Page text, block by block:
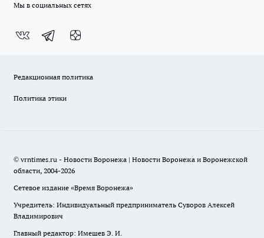
Мы в социальных сетях
Редакционная политика
Политика этики
© vrntimes.ru - Новости Воронежа | Новости Воронежа и Воронежской
области, 2004-2026
Сетевое издание «Время Воронежа»
Учредитель: Индивидуальный предприниматель Суворов Алексей
Владимирович
Главный редактор: Имешев Э. И.